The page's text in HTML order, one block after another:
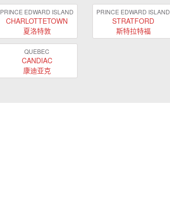
PRINCE EDWARD ISLAND
CHARLOTTETOWN
夏洛特敦
PRINCE EDWARD ISLAND
STRATFORD
斯特拉特福
QUEBEC
CANDIAC
康迪亚克